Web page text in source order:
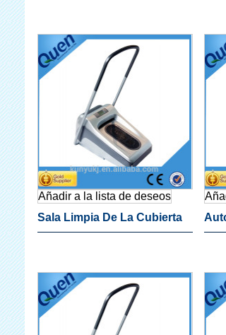
Médico
Añadir a la lista de deseos
Sala Limpia De La Cubierta